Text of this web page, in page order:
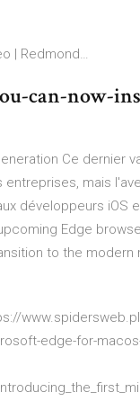
| Redmond…
can-now-
Ce dernier
mais
développeurs iOS
Edge
to the modern
edge-for-